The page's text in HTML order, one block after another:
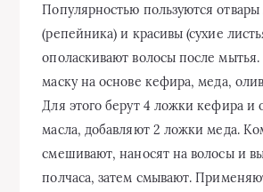
Популярностью пользуются отвары
(репейника) и красивы (сухие
ополаскивают волосы после
маску на основе кефира, меда,
Для этого берут 4 ложки кефира и
масла, добавляют 2 ложки меда.
смешивают, наносят на волосы и
полчаса, затем смывают.